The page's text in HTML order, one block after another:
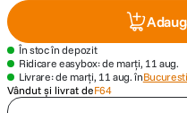
dji mic mini
9. dji osmo
insta 360
În stoc în depozit
Ridicare easybox: de marți, 11 aug.
Livrare: de marți, 11 aug. în
Vândut și livrat deF64